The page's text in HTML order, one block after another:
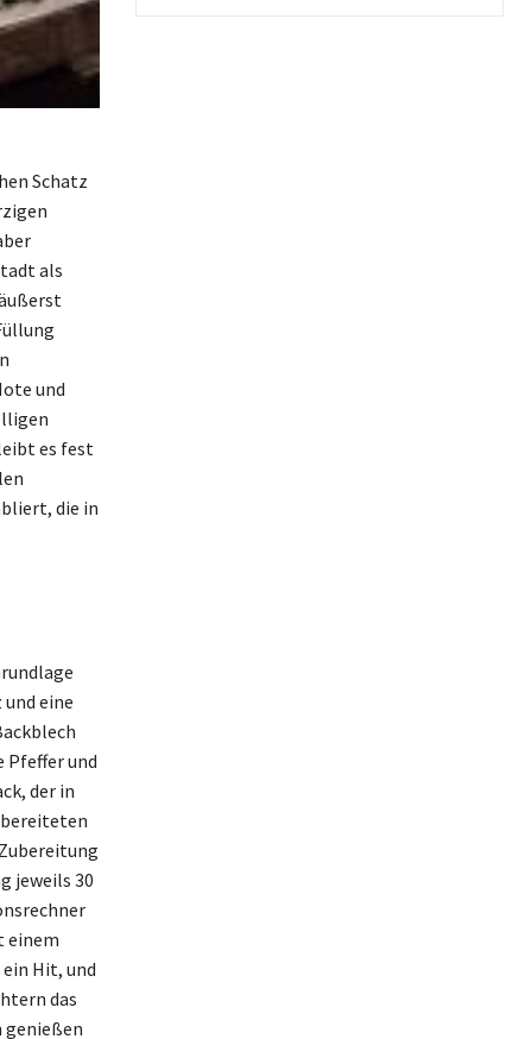
Schatz
als
und
es fest
die in
eine
Pfeffer und
der in
jeweils 30
einem
Hit, und
das
genießen